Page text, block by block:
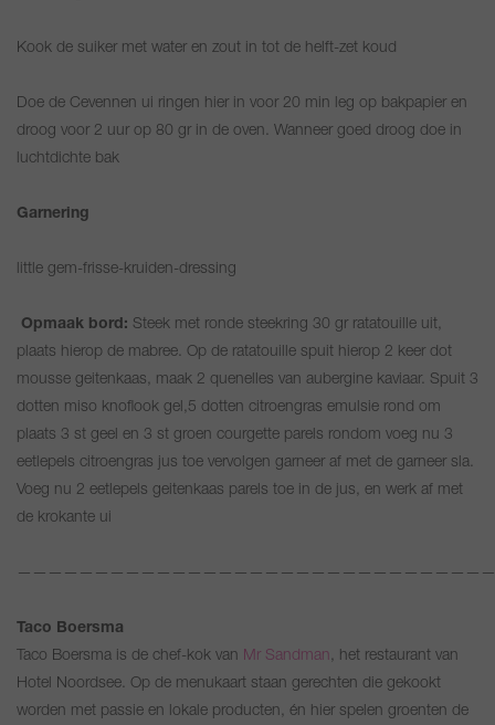
Kook de suiker met water en zout in tot de helft-zet koud
Doe de Cevennen ui ringen hier in voor 20 min leg op bakpapier en
droog voor 2 uur op 80 gr in de oven. Wanneer goed droog doe in
luchtdichte bak
Garnering
little gem-frisse-kruiden-dressing
Opmaak bord: Steek met ronde steekring 30 gr ratatouille uit,
plaats hierop de mabree. Op de ratatouille spuit hierop 2 keer dot
mousse geitenkaas, maak 2 quenelles van aubergine kaviaar. Spuit 3
dotten miso knoflook gel,5 dotten citroengras emulsie rond om
plaats 3 st geel en 3 st groen courgette parels rondom voeg nu 3
eetlepels citroengras jus toe vervolgen garneer af met de garneer sla.
Voeg nu 2 eetlepels geitenkaas parels toe in de jus, en werk af met
de krokante ui
Taco Boersma
Taco Boersma is de chef-kok van Mr Sandman, het restaurant van
Hotel Noordsee. Op de menukaart staan gerechten die gekookt
worden met passie en lokale producten, én hier spelen groenten de